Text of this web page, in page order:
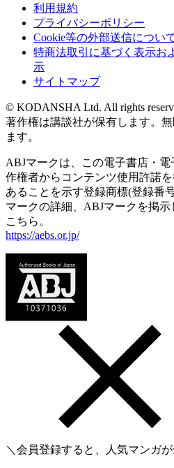
利用規約
プライバシーポリシー
Cookie等の外部送信につい
特商法取引に基づく表示お
示
サイトマップ
© KODANSHA Ltd. All rights
著作権は講談社が保有します。
ます。
ABJマークは、この電子書店・
作権者からコンテンツ使用許諾
あることを示す登録商標(登録番
マークの詳細、ABJマークを掲
こちら。
https://aebs.or.jp/
＼会員登録すると、人気マンガが